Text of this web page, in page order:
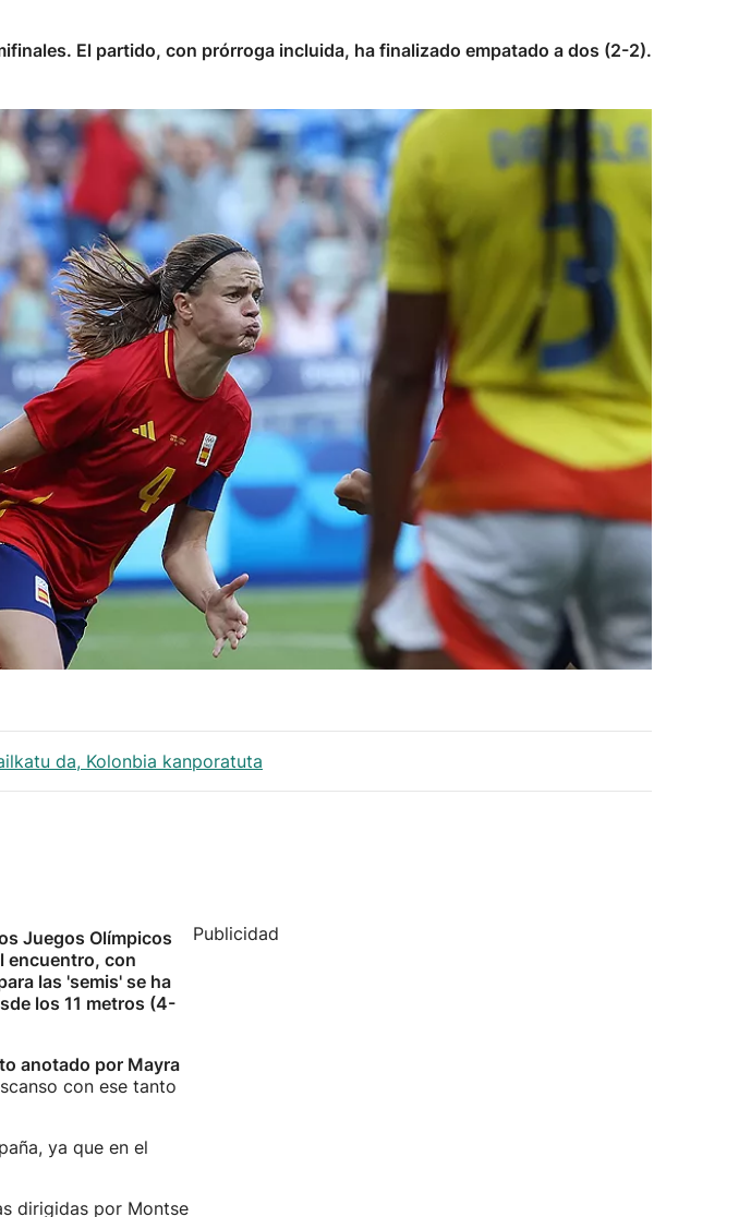
El partido, con prórroga incluida, ha finalizado empatado a dos (2-2).
da, Kolonbia kanporatuta
Juegos Olímpicos
encuentro, con
las 'semis' se ha
los 11 metros (4-
anotado por Mayra
con ese tanto
ya que en el
dirigidas por Montse
Publicidad